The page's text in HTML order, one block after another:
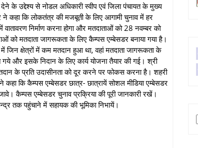
के उद्देश्य से नोडल अधिकारी स्वीप एवं जिला पंचायत के मुख्य
ने कहा कि लोकतंत्र की मजबूती के लिए आगामी चुनाव में हर
निर्माण करना होगा और मतदाताओं को 28 नवम्बर को
को मतदाता जागरूकता के लिए कैम्पस एम्बेसडर बनाया गया है।
जिन क्षेत्रों में कम मतदान हुआ था, वहां मतदाता जागरूकता के
और इसके निदान के लिए कार्य योजना तैयार की गई। श्री
के प्रति उदासीनता को दूर करने पर फोकस करना है। शहरी
कि कैम्पस एम्बेसडर छात्र- छात्रायें सोशल मीडिया एम्बेसडर
कैम्पस एम्बेसडर चुनाव प्रक्रिया की पूरी जानकारी रखें।
तक पहुंचाने में सहायक की भूमिका निभायें।